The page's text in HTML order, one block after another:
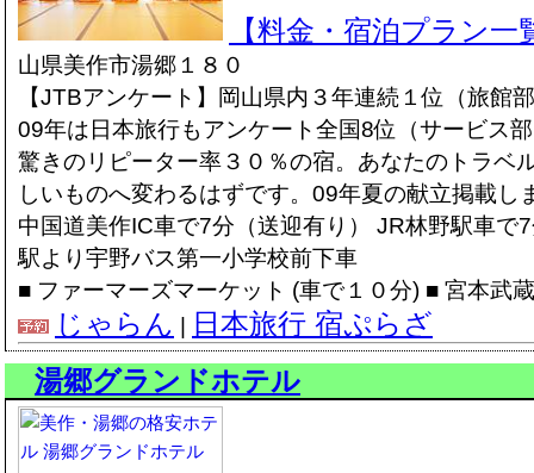
【料金・宿泊プラン一
山県美作市湯郷１８０
【JTBアンケート】岡山県内３年連続１位（旅館
09年は日本旅行もアンケート全国8位（サービス
驚きのリピーター率３０％の宿。あなたのトラベ
しいものへ変わるはずです。09年夏の献立掲載し
中国道美作IC車で7分（送迎有り） JR林野駅車で
駅より宇野バス第一小学校前下車
■ ファーマーズマーケット (車で１０分) ■ 宮本武
じゃらん | 日本旅行 宿ぷらざ
湯郷グランドホテル